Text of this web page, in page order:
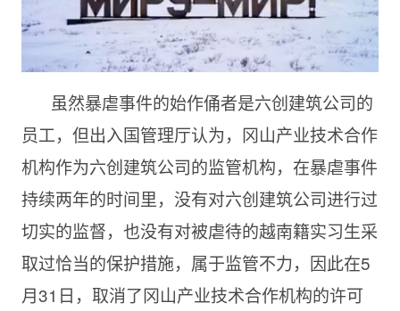
虽然暴虐事件的始作俑者是六创建筑公司的
员工，但出入国管理厅认为，冈山产业技术合作
机构作为六创建筑公司的监管机构，在暴虐事件
持续两年的时间里，没有对六创建筑公司进行过
切实的监督，也没有对被虐待的越南籍实习生采
取过恰当的保护措施，属于监管不力，因此在5
月31日，取消了冈山产业技术合作机构的许可